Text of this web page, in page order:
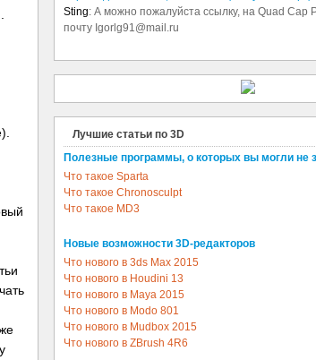
Sting: А можно пожалуйста ссылку, на Quad Cap
почту Igorlg91@mail.ru
Лучшие статьи по 3D
Полезные программы, о которых вы могли не
Что такое Sparta
Что такое Chronosculpt
Что такое MD3
Новые возможности 3D-редакторов
Что нового в 3ds Max 2015
Что нового в Houdini 13
Что нового в Maya 2015
Что нового в Modo 801
Что нового в Mudbox 2015
Что нового в ZBrush 4R6